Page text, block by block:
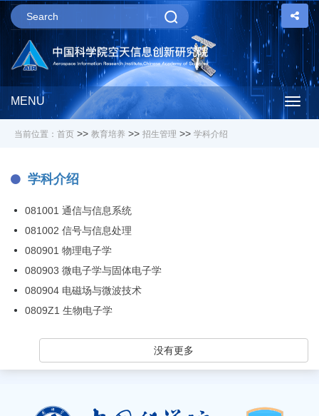
MENU
当前位置： 首页 >> 教育培养 >> 招生管理 >> 学科介绍
学科介绍
081001 通信与信息系统
081002 信号与信息处理
080901 物理电子学
080903 微电子学与固体电子学
080904 电磁场与微波技术
0809Z1 生物电子学
没有更多